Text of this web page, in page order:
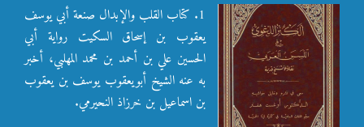
1. كتاب القلب والإبدال صنعة أبي يوسف
يعقوب بن إسحاق السكيت رواية أبي
الحسين علي بن أحمد بن محمد المهلبي، أخبر
به عنه الشيخ أبويعقوب يوسف بن يعقوب
بن اسماعيل بن خرزاذ النحيرمي.